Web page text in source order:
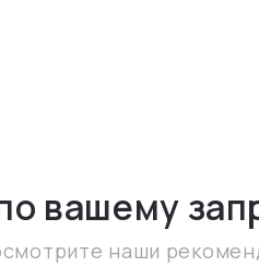
вашему
наши